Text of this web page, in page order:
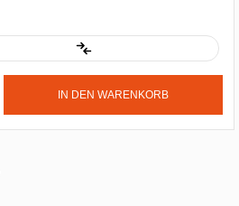
IN DEN WARENKORB